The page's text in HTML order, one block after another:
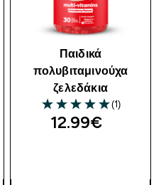
Παιδικά
πολυβιταμινούχα
ζελεδάκια
5 out of 5 stars
(1)
12.99€‎